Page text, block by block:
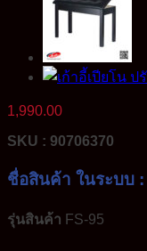
1,990.00
SKU : 90706370
ชื่อสินค้า ในระบบ :
รุ่นสินค้า FS-95